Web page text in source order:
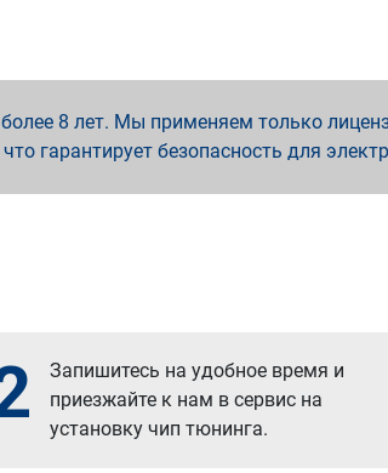
8 лет. Мы применяем только
гарантирует безопасность для
Запишитесь на удобное время и
приезжайте к нам в сервис на
установку чип тюнинга.